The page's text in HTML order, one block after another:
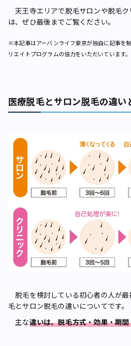
天王寺エリアで脱毛サロンや脱毛ク
は、ぜひ最後までご覧ください。
※本記事はアーバンライフ東京が独自に記事を
リエイトプログラムの協力をいただいています。
医療脱毛とサロン脱毛の違い
脱毛を検討している初心者の人が
毛とサロン脱毛の違いについてです。
主な違いは、脱毛方式・効果・期